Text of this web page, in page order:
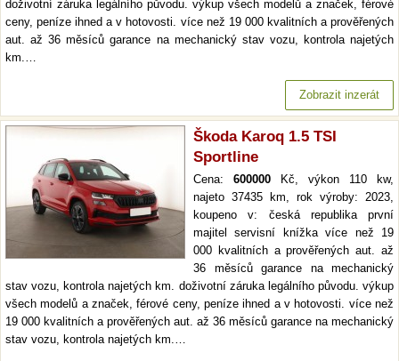
doživotní záruka legálního původu. výkup všech modelů a značek, férové
ceny, peníze ihned a v hotovosti. více než 19 000 kvalitních a prověřených
aut. až 36 měsíců garance na mechanický stav vozu, kontrola najetých
km.…
Zobrazit inzerát
Škoda Karoq 1.5 TSI
Sportline
Cena: 600000 Kč, výkon 110 kw,
najeto 37435 km, rok výroby: 2023,
koupeno v: česká republika první
majitel servisní knížka více než 19
000 kvalitních a prověřených aut. až
36 měsíců garance na mechanický
stav vozu, kontrola najetých km. doživotní záruka legálního původu. výkup
všech modelů a značek, férové ceny, peníze ihned a v hotovosti. více než
19 000 kvalitních a prověřených aut. až 36 měsíců garance na mechanický
stav vozu, kontrola najetých km.…